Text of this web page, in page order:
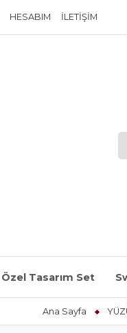
HESABIM İLETIŞIM
Özel Tasarım Set
Ana Sayfa